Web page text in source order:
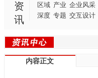
资
讯
区域 产业 企业风采
深度 专题 交互设计
内容正文